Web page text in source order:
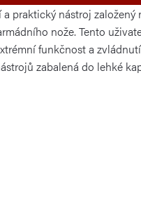
praktický nástroj založený
nože. Tento
funkčnost a zvládnutí
zabalená do lehké